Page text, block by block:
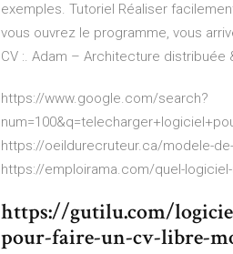
exemples. Tutoriel Réaliser
vous ouvrez le programme, vous
CV :. Adam – Architecture distribuée
https://www.google.com/search?
https://oeildurecruteur.ca/modele-
https://emploirama.com/quel-
https://gutilu.com/
pour-faire-un-cv-libre-